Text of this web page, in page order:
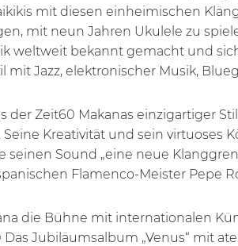
mit diesen einheimischen
mit neun Jahren Ukulele zu
weltweit bekannt gemacht und
mit Jazz, elektronischer Musik,
Zeit60 Makanas einzigartiger
Seine Kreativität und sein
Sound „eine neue
Flamenco-Meister Pepe
die Bühne mit internationalen
Jubiläumsalbum „Venus“ mit